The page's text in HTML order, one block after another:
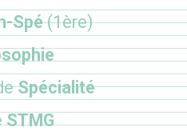
Spé(1ère)
Spécialité
STMG